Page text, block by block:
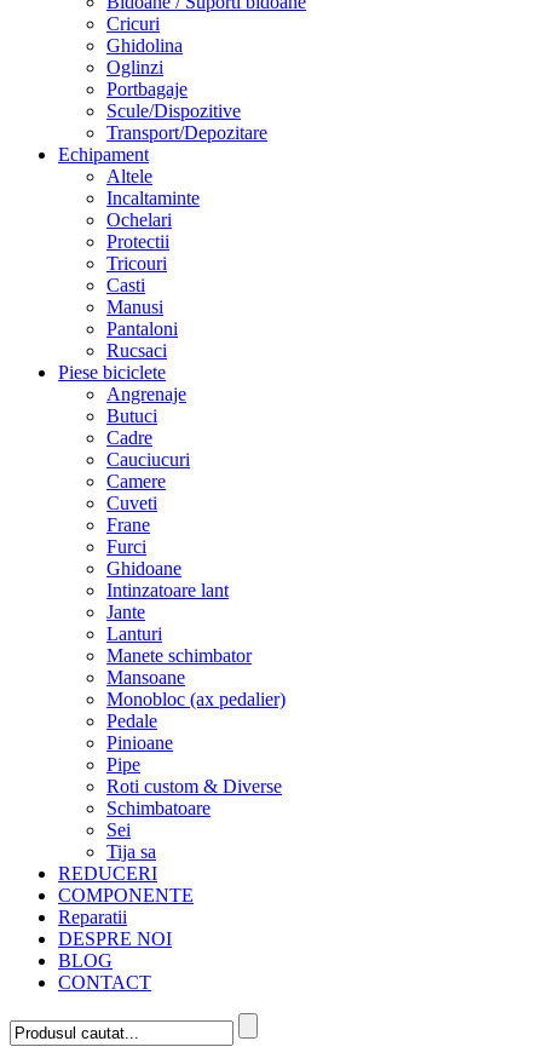
Cricuri
Ghidolina
Oglinzi
Portbagaje
Scule/Dispozitive
Transport/Depozitare
Echipament
Altele
Incaltaminte
Ochelari
Protectii
Tricouri
Casti
Manusi
Pantaloni
Rucsaci
Piese biciclete
Angrenaje
Butuci
Cadre
Cauciucuri
Camere
Cuveti
Frane
Furci
Ghidoane
Intinzatoare lant
Jante
Lanturi
Manete schimbator
Mansoane
Monobloc (ax pedalier)
Pedale
Pinioane
Pipe
Roti custom & Diverse
Schimbatoare
Sei
Tija sa
REDUCERI
COMPONENTE
Reparatii
DESPRE NOI
BLOG
CONTACT